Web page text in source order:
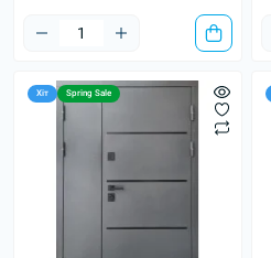
Хіт Spring Sale